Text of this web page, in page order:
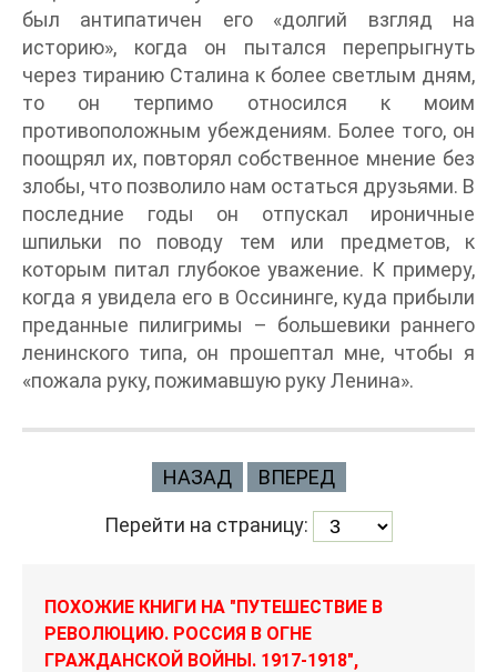
был антипатичен его «долгий взгляд на
историю», когда он пытался перепрыгнуть
через тиранию Сталина к более светлым дням,
то он терпимо относился к моим
противоположным убеждениям. Более того, он
поощрял их, повторял собственное мнение без
злобы, что позволило нам остаться друзьями. В
последние годы он отпускал ироничные
шпильки по поводу тем или предметов, к
которым питал глубокое уважение. К примеру,
когда я увидела его в Оссининге, куда прибыли
преданные пилигримы – большевики раннего
ленинского типа, он прошептал мне, чтобы я
«пожала руку, пожимавшую руку Ленина».
НАЗАД ВПЕРЕД
Перейти на страницу:
ПОХОЖИЕ КНИГИ НА "ПУТЕШЕСТВИЕ В
РЕВОЛЮЦИЮ. РОССИЯ В ОГНЕ
ГРАЖДАНСКОЙ ВОЙНЫ. 1917-1918",